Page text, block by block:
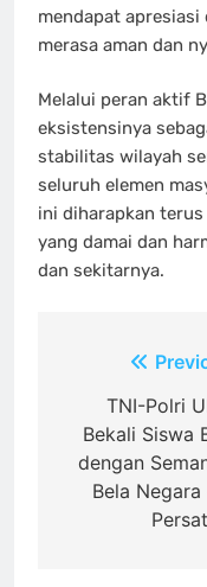
mendapat
merasa aman dan
Melalui peran aktif
eksistensinya
stabilitas wilayah
seluruh elemen
ini diharapkan
yang damai dan
dan sekitarnya.
Navigasi
posTNI-Polri
Bekali Siswa
dengan
Bela Negara